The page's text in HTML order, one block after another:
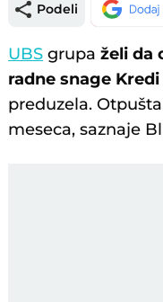
Podeli
UBS grupaželi da
radne snage
preduzela.
meseca, saznaje